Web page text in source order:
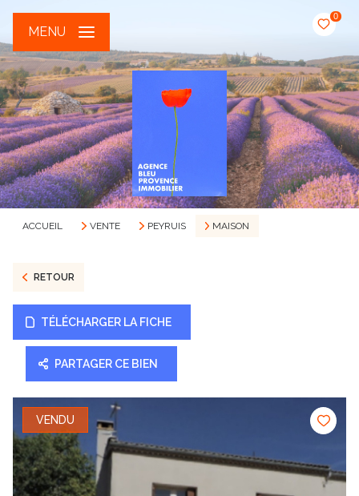
0
MENU
ACCUEIL VENTE PEYRUIS MAISON
RETOUR
TÉLÉCHARGER LA FICHE
PARTAGER CE BIEN
VENDU